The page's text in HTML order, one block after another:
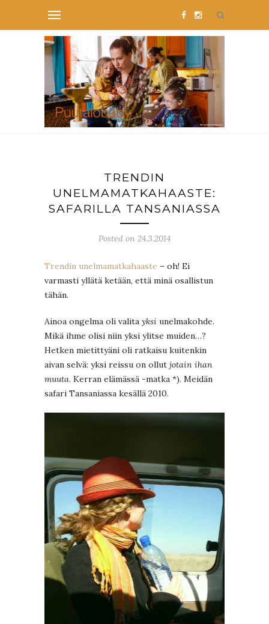
TRENDIN
UNELMAMATKAHAASTE:
SAFARILLA TANSANIASSA
Posted on 24.3.2014
Trendin unelmamatkahaaste – oh! Ei
varmasti yllätä ketään, että minä osallistun
tähän.
Ainoa ongelma oli valita yksi unelmakohde.
Mikä ihme olisi niin yksi ylitse muiden…?
Hetken mietittyäni oli ratkaisu kuitenkin
aivan selvä: yksi reissu on ollut jotain ihan
muuta. Kerran elämässä -matka *). Meidän
safari Tansaniassa kesällä 2010.